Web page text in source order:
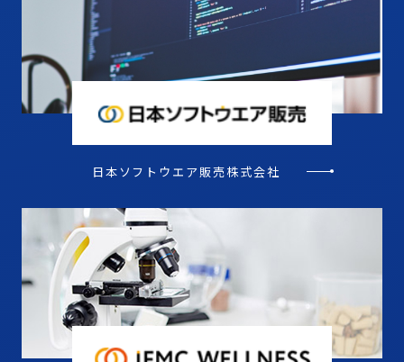
日本ソフトウエア販売株式会社